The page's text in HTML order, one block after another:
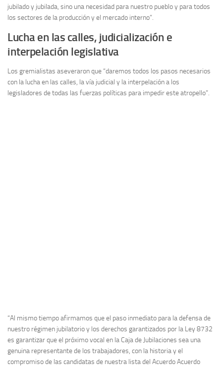
jubilado y jubilada, sino una necesidad para nuestro pueblo y para todos
los sectores de la producción y el mercado interno”.
Lucha en las calles, judicialización e
interpelación legislativa
Los gremialistas aseveraron que “daremos todos los pasos necesarios
con la lucha en las calles, la vía judicial y la interpelación a los
legisladores de todas las fuerzas políticas para impedir este atropello”.
“Al mismo tiempo afirmamos que el paso inmediato para la defensa de
nuestro régimen jubilatorio y los derechos garantizados por la Ley 8732
es garantizar que el próximo vocal en la Caja de Jubilaciones sea una
genuina representante de los trabajadores, con la historia y el
compromiso de las candidatas de nuestra lista del Acuerdo Acuerdo